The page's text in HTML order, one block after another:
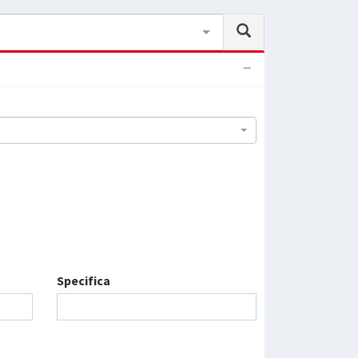
Specifica